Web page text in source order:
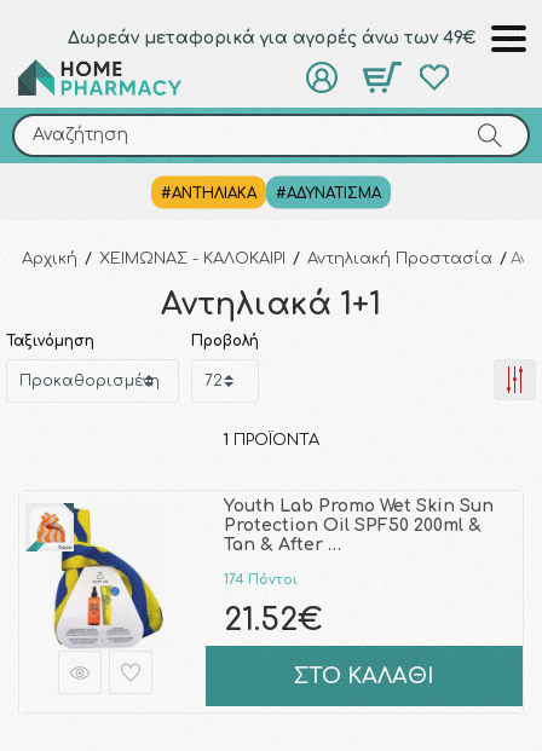
Δωρεάν μεταφορικά για αγορές άνω των 49€
Αναζήτηση
#ΑΝΤΗΛΙΑΚΑ #ΑΔΥΝΑΤΙΣΜΑ
Αναζήτηση
Αρχική / ΧΕΙΜΩΝΑΣ - ΚΑΛΟΚΑΙΡΙ / Αντηλιακή Προστασία /
Αντηλιακά 1+1
Ταξινόμηση Προβολή
1 ΠΡΟΪΌΝΤΑ
Youth Lab Promo Wet Skin Sun
Protection Oil SPF50 200ml &
Tan & After …
174 Πόντοι
21.52€
ΣΤΟ ΚΑΛΑΘΙ